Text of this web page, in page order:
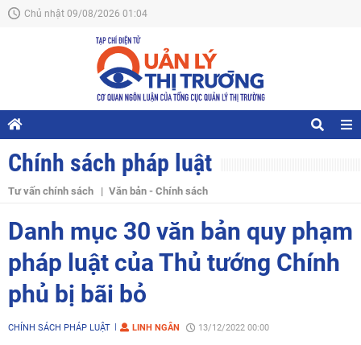
Chủ nhật 09/08/2026 01:04
Chính sách pháp luật
Tư vấn chính sách Văn bản - Chính sách
Danh mục 30 văn bản quy phạm
pháp luật của Thủ tướng Chính
phủ bị bãi bỏ
CHÍNH SÁCH PHÁP LUẬT LINH NGÂN 13/12/2022 00:00